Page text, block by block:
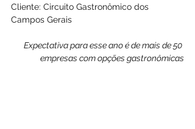
Cliente: Circuito Gastronômico dos
Campos Gerais
Expectativa para esse ano é de mais de 50
empresas com opções gastronômicas